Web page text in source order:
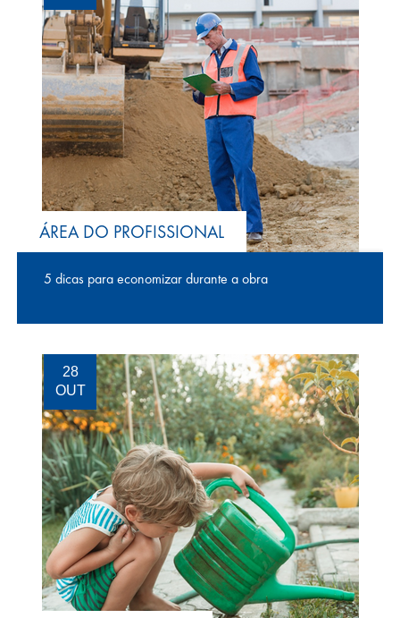
ÁREA DO PROFISSIONAL
5 dicas para economizar durante a obra
28
OUT